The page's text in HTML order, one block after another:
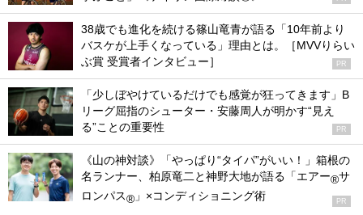
38歳でも進化を続ける篠山竜青が語る「10年前より
バスケが上手くなっている」理由とは。［MVVりらい
ぶ賞 受賞者インタビュー］
PR
「少しぼやけているだけでも感覚が狂ってきます」B
リーグ屈指のシューター・安藤周人が明かす“見え
る”ことの重要性
PR
《山の神対談》「やっぱり“タイパ”がいい！」箱根の
名ランナー、柏原竜二と神野大地が語る「エアー®サ
ロンパス® 」×コンディショニング術 PR